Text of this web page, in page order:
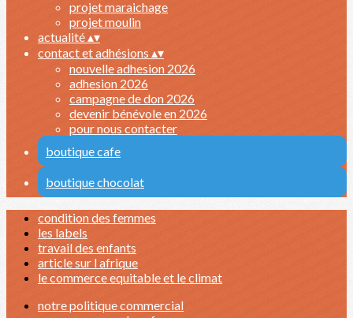
projet maraichage
projet moulin
actualité▴▾
contact et adhésions ▴▾
nouvelle adhesion 2026
adhesion 2026
campagne de don 2026
devenir bénévole en 2026
pour nous contacter
boutique cafe
boutique chocolat
condition des femmes
les labels
travail des enfants
article sur l afrique
le commerce equitable et le climat
notre politique commercial